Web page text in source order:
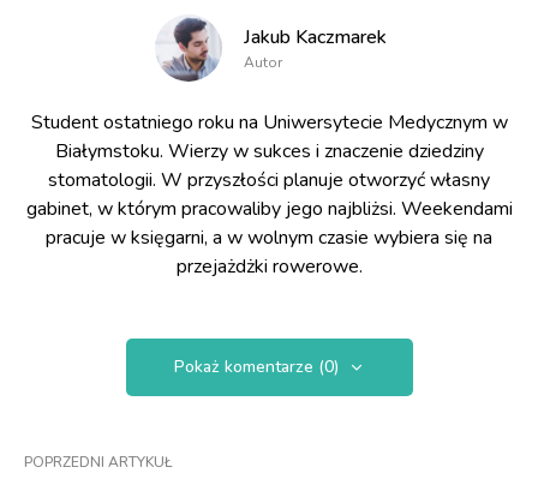
Jakub Kaczmarek
Autor
Student ostatniego roku na Uniwersytecie Medycznym w
Białymstoku. Wierzy w sukces i znaczenie dziedziny
stomatologii. W przyszłości planuje otworzyć własny
gabinet, w którym pracowaliby jego najbliżsi. Weekendami
pracuje w księgarni, a w wolnym czasie wybiera się na
przejażdżki rowerowe.
Pokaż komentarze (0)
POPRZEDNI ARTYKUŁ